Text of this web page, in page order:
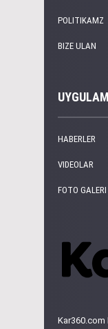
POLITIKAMZ
BIZE ULAN
HABERLER
VIDEOLAR
FOTO GALERI
Kar360.com